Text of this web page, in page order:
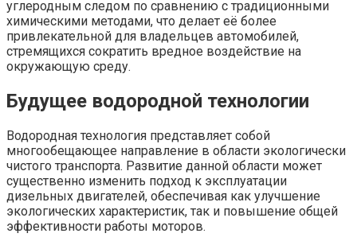
углеродным следом по сравнению с традиционными
химическими методами, что делает её более
привлекательной для владельцев автомобилей,
стремящихся сократить вредное воздействие на
окружающую среду.
Будущее водородной технологии
Водородная технология представляет собой
многообещающее направление в области экологически
чистого транспорта. Развитие данной области может
существенно изменить подход к эксплуатации
дизельных двигателей, обеспечивая как улучшение
экологических характеристик, так и повышение общей
эффективности работы моторов.